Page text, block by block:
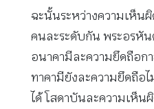
ฉะนั้นระหว่างความเห็น
คนละระดับกัน พระอรหัน
อนาคามีละความยึดถือก
ทาคามียังละความยึดถือ
ได้ โสดาบันละความเห็น